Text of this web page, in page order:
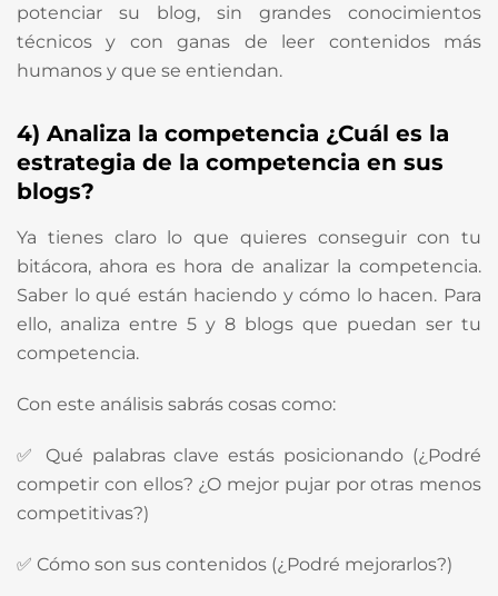
potenciar su blog, sin grandes conocimientos
técnicos y con ganas de leer contenidos más
humanos y que se entiendan.
4) Analiza la competencia ¿Cuál es la
estrategia de la competencia en sus
blogs?
Ya tienes claro lo que quieres conseguir con tu
bitácora, ahora es hora de analizar la competencia.
Saber lo qué están haciendo y cómo lo hacen. Para
ello, analiza entre 5 y 8 blogs que puedan ser tu
competencia.
Con este análisis sabrás cosas como:
✅ Qué palabras clave estás posicionando (¿Podré
competir con ellos? ¿O mejor pujar por otras menos
competitivas?)
✅ Cómo son sus contenidos (¿Podré mejorarlos?)